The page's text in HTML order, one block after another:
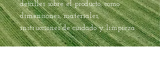
detalles sobre el producto, como
dimensiones, materiales,
instrucciones de cuidado y limpieza.